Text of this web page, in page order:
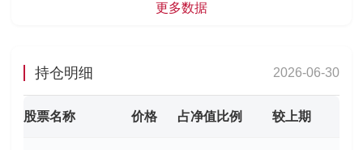
更多数据
持仓明细 2026-06-30
股票名称 价格 占净值比例 较上期